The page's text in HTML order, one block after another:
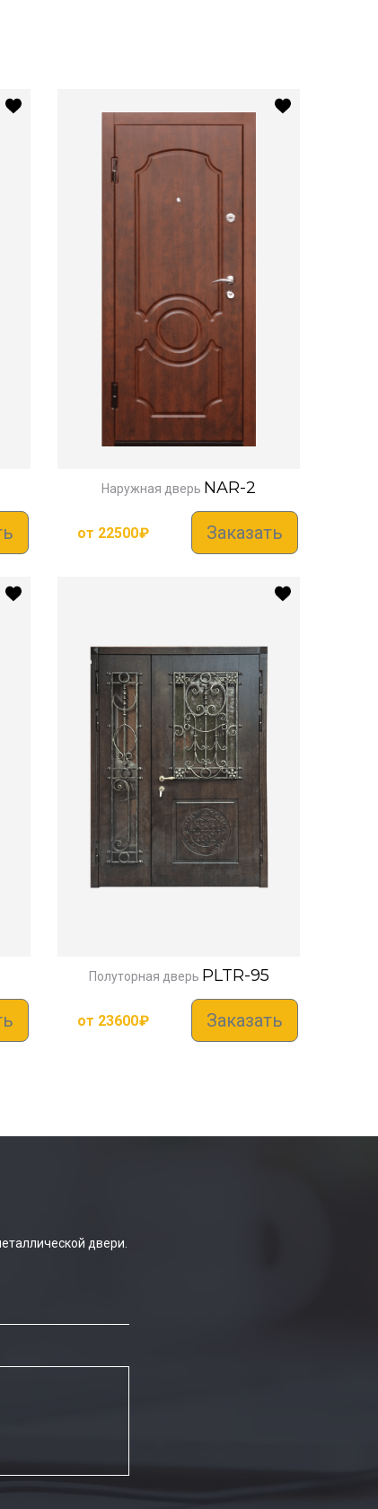
Наружная дверь NAR-2
от 22500₽ Заказать
Полуторная дверь PLTR-95
от 23600₽ Заказать
двери.